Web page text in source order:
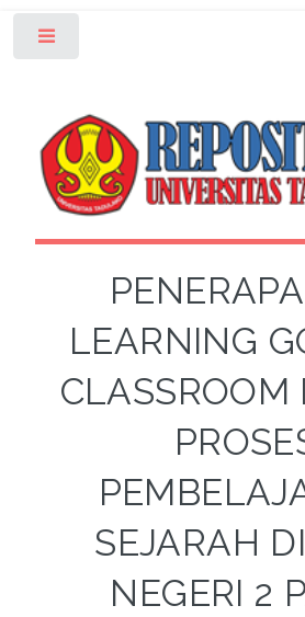
LEARNING
CLASSROOM
SEJARAH
NEGERI 2